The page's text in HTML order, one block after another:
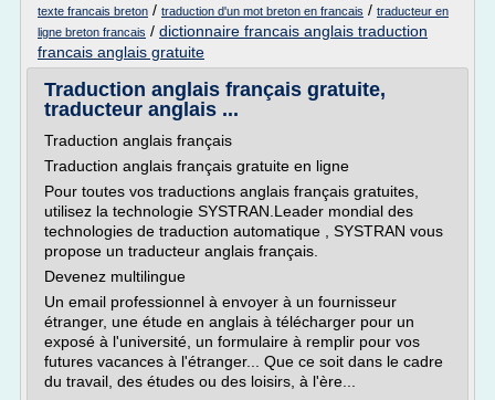
texte francais breton / traduction d'un mot breton en francais / traducteur en
ligne breton francais / dictionnaire francais anglais traduction
francais anglais gratuite
Traduction anglais français gratuite,
traducteur anglais ...
Traduction anglais français
Traduction anglais français gratuite en ligne
Pour toutes vos traductions anglais français gratuites,
utilisez la technologie SYSTRAN.Leader mondial des
technologies de traduction automatique , SYSTRAN vous
propose un traducteur anglais français.
Devenez multilingue
Un email professionnel à envoyer à un fournisseur
étranger, une étude en anglais à télécharger pour un
exposé à l'université, un formulaire à remplir pour vos
futures vacances à l'étranger... Que ce soit dans le cadre
du travail, des études ou des loisirs, à l'ère...